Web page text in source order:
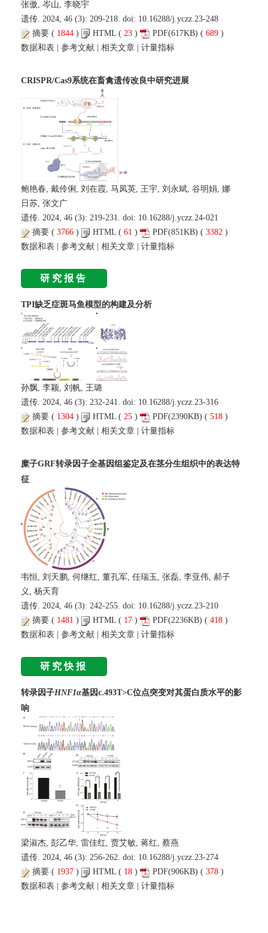
张傲, 岑山, 李晓宇
遗传. 2024, 46 (3): 209-218. doi: 10.16288/j.yczz.23-248
摘要 ( 1844 ) HTML ( 23 ) PDF(617KB) ( 689 )
数据和表 | 参考文献 | 相关文章 | 计量指标
CRISPR/Cas9系统在畜禽遗传改良中研究进展
鲍艳春, 戴伶俐, 刘在霞, 马凤英, 王宇, 刘永斌, 谷明娟, 娜
日苏, 张文广
遗传. 2024, 46 (3): 219-231. doi: 10.16288/j.yczz.24-021
摘要 ( 3766 ) HTML ( 61 ) PDF(851KB) ( 3382 )
数据和表
参考文献 相关文章 计量指标
研究报告
TPI缺乏症斑马鱼模型的构建及分析
孙飘, 李颖, 刘帆, 王璐
遗传. 2024, 46 (3): 232-241. doi: 10.16288/j.yczz.23-316
摘要 ( 1304 ) HTML ( 25 ) PDF(2390KB) ( 518 )
数据和表
参考文献 相关文章 计量指标
糜子GRF转录因子全基因组鉴定及在茎分生组织中的表达特
征
韦恒, 刘天鹏, 何继红, 董孔军, 任瑞玉, 张磊, 李亚伟, 郝子
义, 杨天育
遗传. 2024, 46 (3): 242-255. doi: 10.16288/j.yczz.23-210
摘要 ( 1481 ) HTML ( 17 ) PDF(2236KB) ( 418 )
数据和表
参考文献 相关文章 计量指标
研究快报
转录因子HNF1α基因c.493T>C位点突变对其蛋白质水平的影
响
梁淑杰, 彭乙华, 雷佳红, 贾艾敏, 蒋红, 蔡燕
遗传. 2024, 46 (3): 256-262. doi: 10.16288/j.yczz.23-274
摘要 ( 1937 ) HTML ( 18 ) PDF(906KB) ( 378 )
数据和表
参考文献 相关文章 计量指标